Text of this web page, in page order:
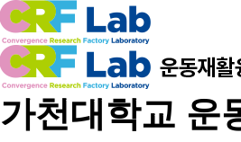
가천대학교 운